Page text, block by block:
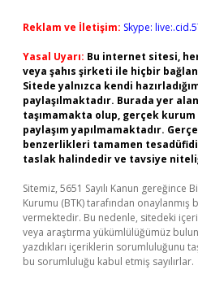
Reklam ve İletişim: Skype:
Yasal Uyarı: Bu internet sitesi,
veya şahıs şirketi ile hiçbir
Sitede yalnızca kendi
paylaşılmaktadır. Burada yer
taşımamakta olup, gerçek
paylaşım yapılmamaktadır.
benzerlikleri tamamen
taslak halindedir ve tavsiye
Sitemiz, 5651 Sayılı Kanun gereğince
Kurumu (BTK) tarafından onaylanmış
vermektedir. Bu nedenle, sitedeki
veya araştırma yükümlülüğümüz
yazdıkları içeriklerin sorumluluğunu
bu sorumluluğu kabul etmiş sayılırlar.